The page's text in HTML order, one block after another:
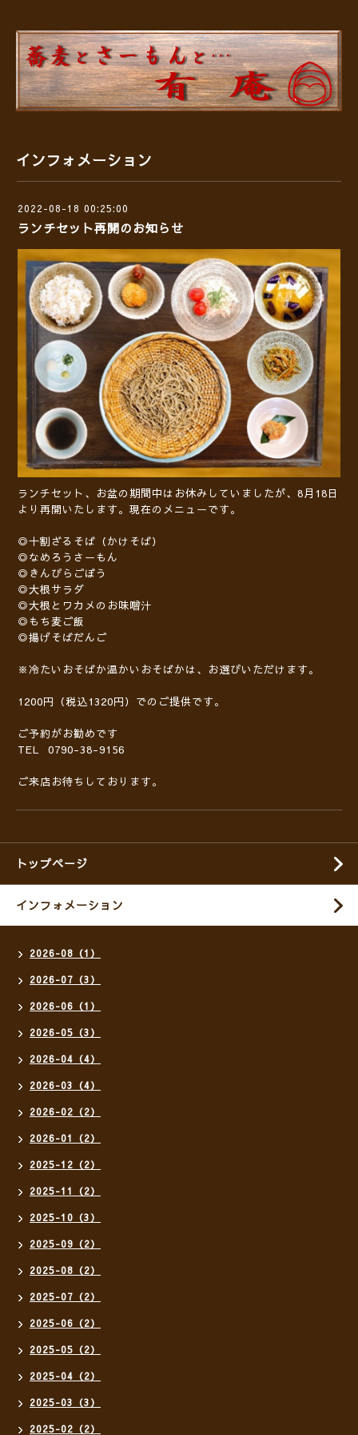
インフォメーション
2022-08-18 00:25:00
ランチセット再開のお知らせ
ランチセット、お盆の期間中はお休みしていましたが、8月18日
より再開いたします。現在のメニューです。
◎十割ざるそば（かけそば）
◎なめろうさーもん
◎きんぴらごぼう
◎大根サラダ
◎大根とワカメのお味噌汁
◎もち麦ご飯
◎揚げそばだんご
※冷たいおそばか温かいおそばかは、お選びいただけます。
1200円（税込1320円）でのご提供です。
ご予約がお勧めです
TEL 0790-38-9156
ご来店お待ちしております。
トップページ
インフォメーション
2026-08（1）
2026-07（3）
2026-06（1）
2026-05（3）
2026-04（4）
2026-03（4）
2026-02（2）
2026-01（2）
2025-12（2）
2025-11（2）
2025-10（3）
2025-09（2）
2025-08（2）
2025-07（2）
2025-06（2）
2025-05（2）
2025-04（2）
2025-03（3）
2025-02（2）